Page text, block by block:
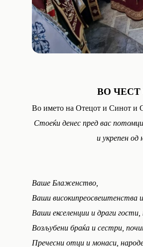
ВО
Во името на Отецот и Синот и
Стоеќи денес пред вас
и укрепен од
Ваше Блаженство,
Ваши високипреосвештенства
Ваши екселенции и драги
Возљубени браќа и сестри,
Пречесни отци и монаси,